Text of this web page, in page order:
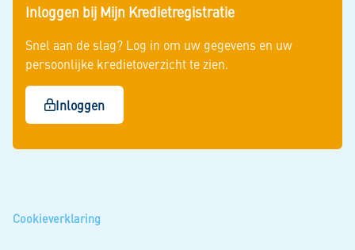
Inloggen bij Mijn Kredietregistratie
Snel aan de slag? Log in om uw gegevens en uw
persoonlijke kredietoverzicht te zien.
Inloggen
Cookieverklaring